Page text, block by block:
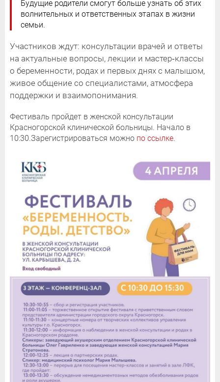
Будущие родители смогут больше узнать об этих
волнительных и ответственных этапах в жизни
семьи.
Участников ждут: консультации врачей и ответы
на актуальные вопросы, лекции и мастер‑классы
о беременности, родах и первых днях с малышом,
живое общение со специалистами, атмосфера
поддержки и взаимопонимания.
Фестиваль пройдет в женской консультации
Красногорской клинической больницы. Начало в
10:30.Зарегистрироваться можно по ссылке.